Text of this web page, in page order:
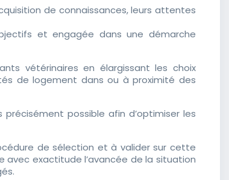
de connaissances, leurs attentes
et engagée dans une démarche
vétérinaires en élargissant les choix
de logement dans ou à proximité des
possible afin d’optimiser les
de sélection et à valider sur cette
exactitude l’avancée de la situation